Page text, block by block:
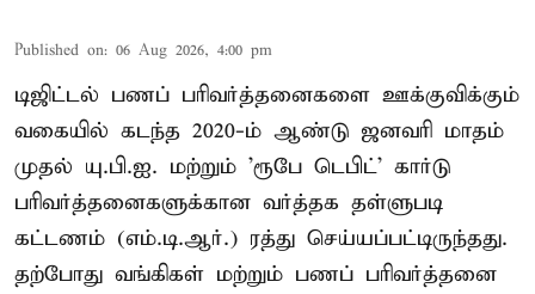
Published on: 06 Aug 2026, 4:00 pm
டிஜிட்டல் பணப் பரிவர்த்தனைகளை ஊக்குவிக்கும்
வகையில் கடந்த 2020-ம் ஆண்டு ஜனவரி மாதம்
முதல் யு.பி.ஐ. மற்றும் 'ரூபே டெபிட்' கார்டு
பரிவர்த்தனைகளுக்கான வர்த்தக தள்ளுபடி
கட்டணம் (எம்.டி.ஆர்.) ரத்து செய்யப்பட்டிருந்தது.
தற்போது வங்கிகள் மற்றும் பணப் பரிவர்த்தனை